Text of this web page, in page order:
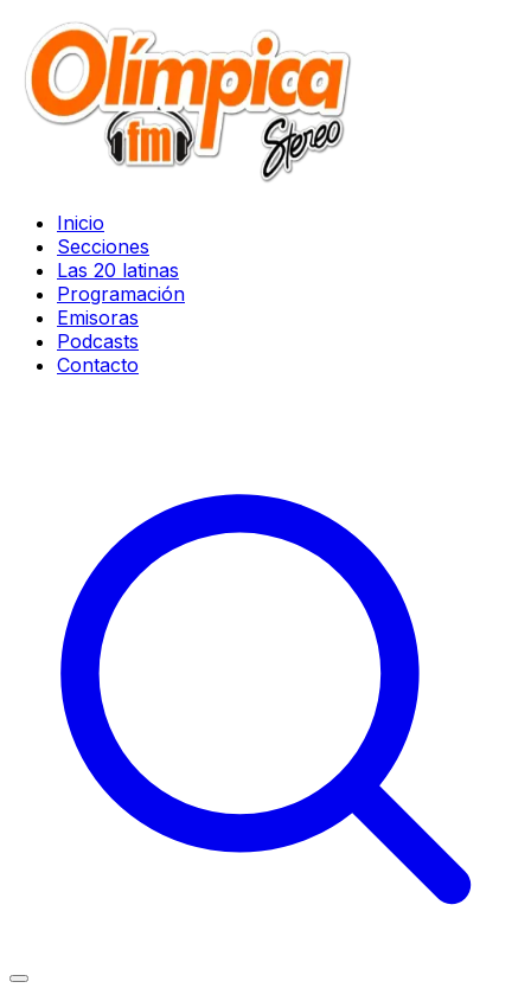
Inicio
Secciones
Las 20 latinas
Programación
Emisoras
Podcasts
Contacto